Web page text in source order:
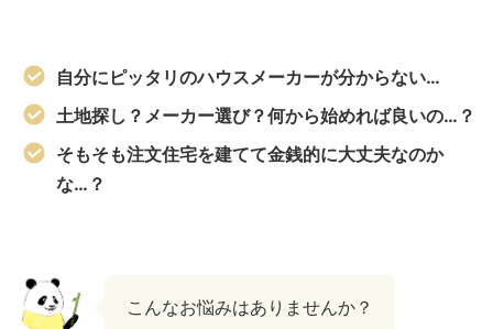
自分にピッタリのハウスメーカーが分からない…
土地探し？メーカー選び？何から始めれば良いの…？
そもそも注文住宅を建てて金銭的に大丈夫なのか
な…？
こんなお悩みはありませんか？